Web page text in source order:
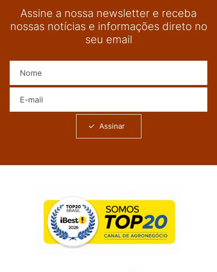
Assine a nossa newsletter e receba
nossas notícias e informações direto no
seu email
Assinar